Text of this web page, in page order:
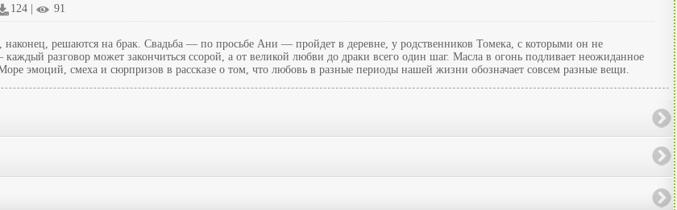
124 | 91
решаются на брак. Свадьба — по просьбе Ани — пройдет в деревне, у родственников Томека, с которыми он не
каждый разговор может закончиться ссорой, а от великой любви до драки всего один шаг. Масла в огонь подливает неожиданное
эмоций, смеха и сюрпризов в рассказе о том, что любовь в разные периоды нашей жизни обозначает совсем разные вещи.